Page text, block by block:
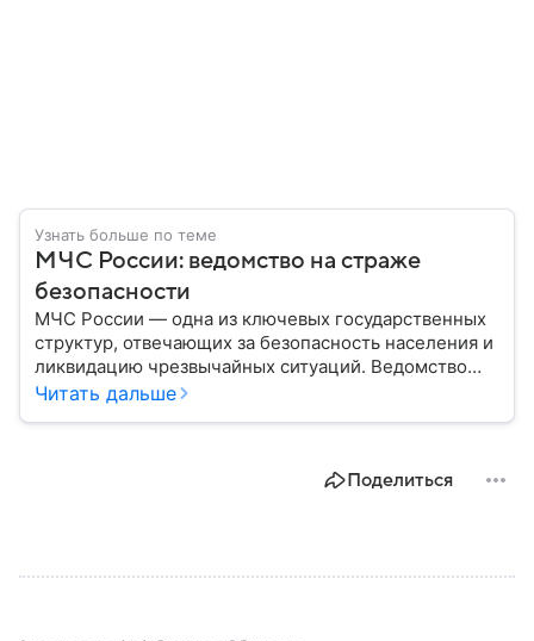
Узнать больше по теме
МЧС России: ведомство на страже
безопасности
МЧС России — одна из ключевых государственных
структур, отвечающих за безопасность населения и
ликвидацию чрезвычайных ситуаций. Ведомство
играет важную роль в защите граждан от
задачи выполняет и какую роль играет в
Читать дальше
Поделиться